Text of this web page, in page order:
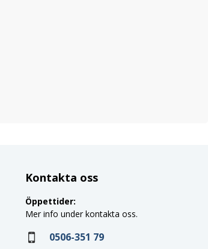
Kontakta oss
Öppettider:
Mer info under kontakta oss.
0506-351 79